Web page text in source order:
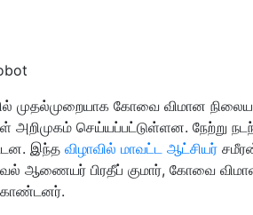
முதல்முறையாக கோவை விமான
அறிமுகம் செய்யப்பட்டுள்ளன. நேற்று
இந்த விழாவில் மாவட்ட ஆட்சியர்
ஆணையர் பிரதீப் குமார், கோவை